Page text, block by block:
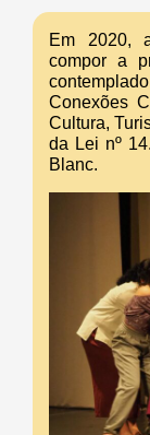
Em 2020,
compor a
Conexões
Cultura,
da Lei nº
Blanc.